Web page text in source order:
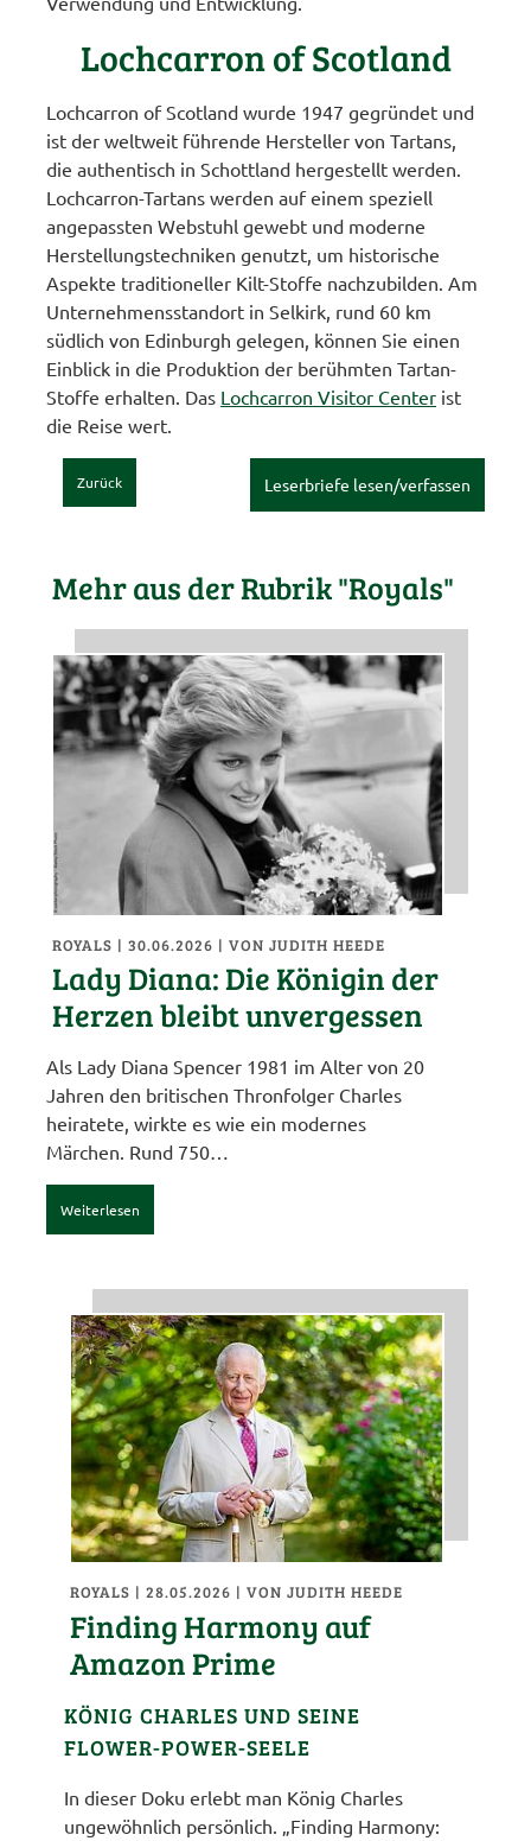
Lochcarron of Scotland
Lochcarron of Scotland wurde 1947 gegründet und
ist der weltweit führende Hersteller von Tartans,
die authentisch in Schottland hergestellt werden.
Lochcarron-Tartans werden auf einem speziell
angepassten Webstuhl gewebt und moderne
Herstellungstechniken genutzt, um historische
Aspekte traditioneller Kilt-Stoffe nachzubilden. Am
Unternehmensstandort in Selkirk, rund 60 km
südlich von Edinburgh gelegen, können Sie einen
Einblick in die Produktion der berühmten Tartan-
Stoffe erhalten. Das Lochcarron Visitor Center ist
die Reise wert.
Zurück Leserbriefe lesen/verfassen
Mehr aus der Rubrik "Royals"
ROYALS | 30.06.2026 |VON JUDITH HEEDE
Lady Diana: Die Königin der
Herzen bleibt unvergessen
Als Lady Diana Spencer 1981 im Alter von 20
Jahren den britischen Thronfolger Charles
heiratete, wirkte es wie ein modernes
Märchen. Rund 750…
Weiterlesen
ROYALS | 28.05.2026 |VON JUDITH HEEDE
Finding Harmony auf
Amazon Prime
KÖNIG CHARLES UND SEINE
FLOWER-POWER-SEELE
In dieser Doku erlebt man König Charles
ungewöhnlich persönlich. „Finding Harmony: